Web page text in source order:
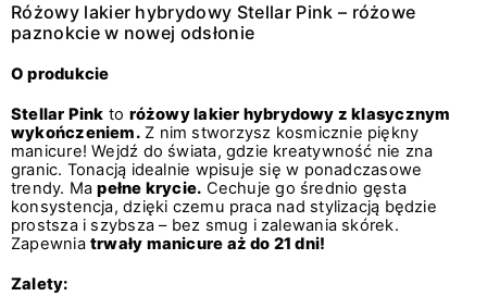
Różowy lakier hybrydowy Stellar Pink – różowe
paznokcie w nowej odsłonie
O produkcie
Stellar Pink to różowy lakier hybrydowy z klasycznym
wykończeniem.Z nim stworzysz kosmicznie piękny
manicure! Wejdź do świata, gdzie kreatywność nie zna
granic. Tonacją idealnie wpisuje się w ponadczasowe
trendy. Mapełne krycie. Cechuje go średnio gęsta
konsystencja, dzięki czemu praca nad stylizacją będzie
prostsza i szybsza – bez smug i zalewania skórek.
Zapewnia trwały manicure aż do 21 dni!
Zalety: